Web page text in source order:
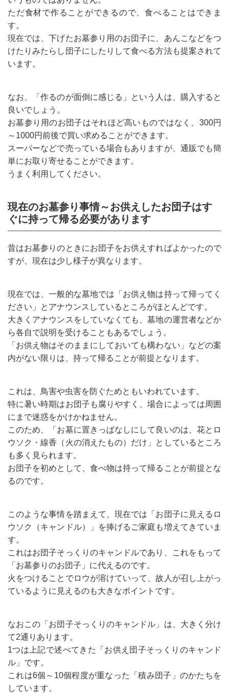
ただ食材で作ることができるので、食べることはできま
す。
現在では、下げたお墓参り用のお団子に、あんこなどをつ
けたりみたらし団子にしたりして食べる方法も提案されて
います。
なお、「作るのが面倒に感じる」という人は、購入すると
良いでしょう。
お墓参り用のお団子はそれほど高いものではなく、300円
～1000円前後で買い求めることができます。
スーパーなどで売っている場合もありますが、通販でも簡
単にお取り寄せることができます。
うまく利用してください。
現在のお墓参り事情～お供えしたお団子はす
ぐに持って帰る必要があります
昔はお墓参りのときにお団子をお供えすればよかったので
すが、現在は少し様子が異なります。
現在では、一般的な墓地では「お供え物は持って帰ってく
ださい」とアナウンスしているところがほとんどです。
大きくアナウンスをしていなくても、墓地の運営者などか
ら各自で説明を受けることもあるでしょう。
「お供え物はそのままにしておいても構わない」などの案
内がない限りは、持って帰ることが前提となります。
これは、鳥害や虫害を防ぐためともいわれています。
特に暑い時期はお団子も腐りやすく、場合によっては周囲
にまで迷惑をかけかねません。
このため、「お墓に置きっぱなしにして良いのは、花とロ
ウソク・線香（火の消えたもの）だけ」としているところ
も多く見られます。
お団子を初めとして、食べ物は持って帰ることが前提とな
るのです。
このような事情を踏まえて、現在では「お団子に見えるロ
ウソク（キャンドル）」を捧げるご家庭も増えてきていま
す。
これはお団子そっくりのキャンドルであり、これをもって
「お墓参りのお団子」に代えるのです。
火をつけることでロウが溶けていって、故人が召し上がっ
ているように見えるのも大きなポイントです。
なおこの「お団子そっくりのキャンドル」は、大きく分け
て2通りあります。
1つは上記で述べてきた「お供え団子そっくりのキャンド
ル」です。
これは6個～10個程度が重なった「積み団子」のかたちを
しています。